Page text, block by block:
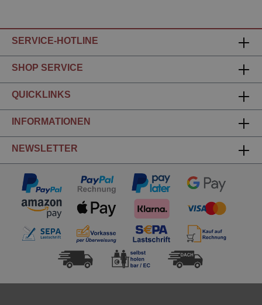
SERVICE-HOTLINE
SHOP SERVICE
QUICKLINKS
INFORMATIONEN
NEWSLETTER